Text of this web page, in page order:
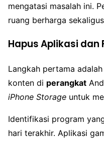
mengatasi masalah ini.
ruang berharga
Hapus Aplikasi dan
Langkah pertama
konten di perangkat
iPhone Storage untuk
Identifikasi program
hari terakhir. Aplikasi